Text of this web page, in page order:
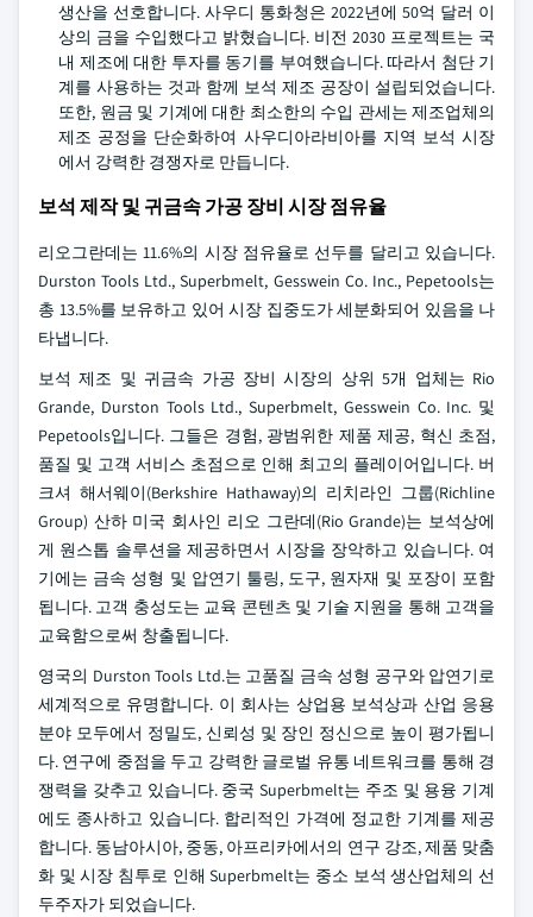
생산을 선호합니다. 사우디 통화청은 2022년에 50억 달러 이
상의 금을 수입했다고 밝혔습니다. 비전 2030 프로젝트는 국
내 제조에 대한 투자를 동기를 부여했습니다. 따라서 첨단 기
계를 사용하는 것과 함께 보석 제조 공장이 설립되었습니다.
또한, 원금 및 기계에 대한 최소한의 수입 관세는 제조업체의
제조 공정을 단순화하여 사우디아라비아를 지역 보석 시장
에서 강력한 경쟁자로 만듭니다.
보석 제작 및 귀금속 가공 장비 시장 점유율
리오그란데는 11.6%의 시장 점유율로 선두를 달리고 있습니다.
Durston Tools Ltd., Superbmelt, Gesswein Co. Inc., Pepetools는
총 13.5%를 보유하고 있어 시장 집중도가 세분화되어 있음을 나
타냅니다.
보석 제조 및 귀금속 가공 장비 시장의 상위 5개 업체는 Rio
Grande, Durston Tools Ltd., Superbmelt, Gesswein Co. Inc. 및
Pepetools입니다. 그들은 경험, 광범위한 제품 제공, 혁신 초점,
품질 및 고객 서비스 초점으로 인해 최고의 플레이어입니다. 버
크셔 해서웨이(Berkshire Hathaway)의 리치라인 그룹(Richline
Group) 산하 미국 회사인 리오 그란데(Rio Grande)는 보석상에
게 원스톱 솔루션을 제공하면서 시장을 장악하고 있습니다. 여
기에는 금속 성형 및 압연기 툴링, 도구, 원자재 및 포장이 포함
됩니다. 고객 충성도는 교육 콘텐츠 및 기술 지원을 통해 고객을
교육함으로써 창출됩니다.
영국의 Durston Tools Ltd.는 고품질 금속 성형 공구와 압연기로
세계적으로 유명합니다. 이 회사는 상업용 보석상과 산업 응용
분야 모두에서 정밀도, 신뢰성 및 장인 정신으로 높이 평가됩니
다. 연구에 중점을 두고 강력한 글로벌 유통 네트워크를 통해 경
쟁력을 갖추고 있습니다. 중국 Superbmelt는 주조 및 용융 기계
에도 종사하고 있습니다. 합리적인 가격에 정교한 기계를 제공
합니다. 동남아시아, 중동, 아프리카에서의 연구 강조, 제품 맞춤
화 및 시장 침투로 인해 Superbmelt는 중소 보석 생산업체의 선
두주자가 되었습니다.